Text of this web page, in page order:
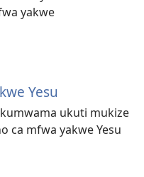
yakwe
Yesu
ukuti mukize
ca mfwa yakwe Yesu